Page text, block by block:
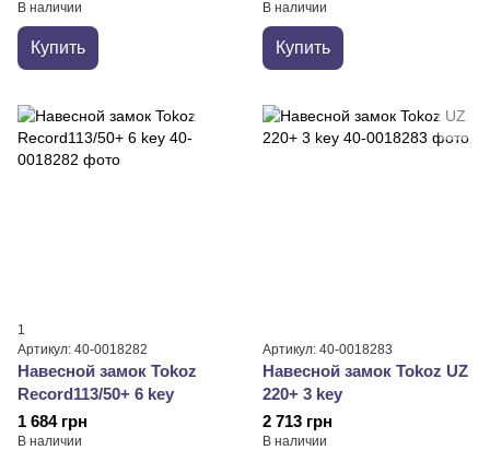
В наличии
Купить
В наличии
Купить
1
Артикул: 40-0018282
Навесной замок Tokoz
Record113/50+ 6 key
1 684 грн
В наличии
Артикул: 40-0018283
Навесной замок Tokoz UZ
220+ 3 key
2 713 грн
В наличии